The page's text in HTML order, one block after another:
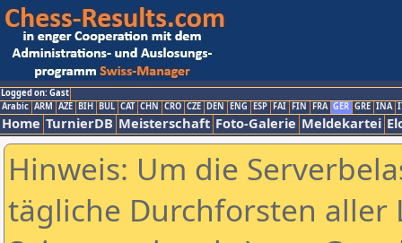
Logged on: Gast
Arabic ARM AZE BIH BUL CAT CHN CRO CZE DEN ENG ESP FAI FIN FRA GER GRE INA
Home TurnierDB Meisterschaft Foto-Galerie Meldekartei
Hinweis: Um die
tägliche Durchforsten aller